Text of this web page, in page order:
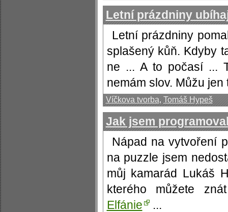
Letní prázdniny
Letní prázdniny
splašený kůň. Kdyby
ne ... A to počasí ...
nemám slov. Můžu jen
Víčkova tvorba, Tomáš Hypeš
Jak jsem
Nápad na vytvoření
na puzzle jsem
můj kamarád Lukáš
kterého můžete
Elfánie ...